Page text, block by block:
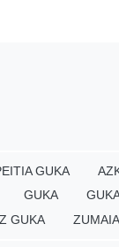
GUKA
GUKA
GUKA